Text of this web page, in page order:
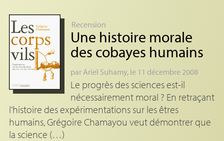
Recension
Une histoire morale
des cobayes humains
par Ariel Suhamy, le 11 décembre 2008
Le progrès des sciences est-il
nécessairement moral ? En retraçant
l’histoire des expérimentations sur les êtres
humains, Grégoire Chamayou veut démontrer que
la science (…)